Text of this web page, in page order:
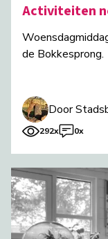
Activiteiten
de Bokkesprong.
Door
292x 0x